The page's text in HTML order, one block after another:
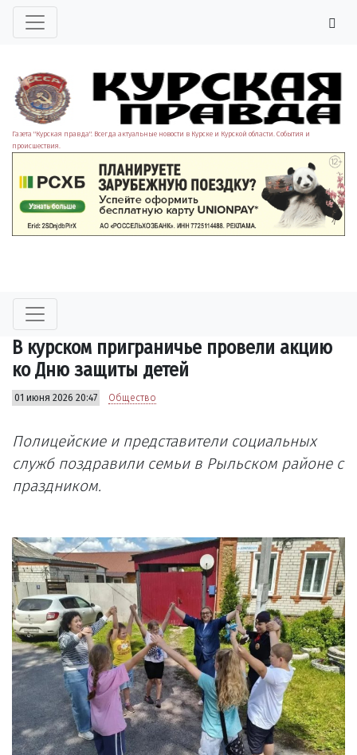
Газета "Курская правда". Всегда актуальные новости в Курске и Курской области. События и
происшествия.
В курском приграничье провели акцию
ко Дню защиты детей
01 июня 2026 20:47 Общество
Полицейские и представители социальных
служб поздравили семьи в Рыльском районе с
праздником.